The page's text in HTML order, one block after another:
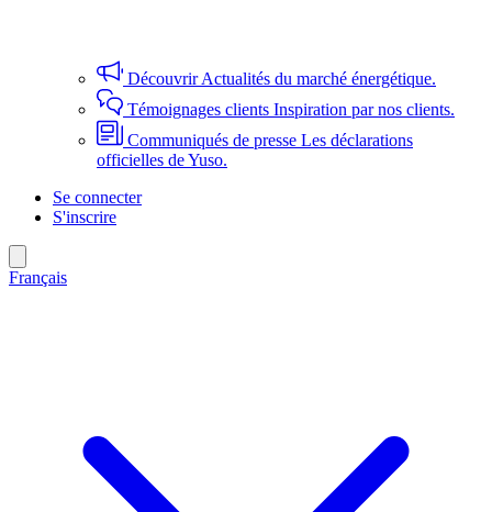
DécouvrirActualités du marché énergétique.
Témoignages clients Inspiration par nos clients.
Communiqués de presse Les déclarations
officielles de Yuso.
Se connecter
S'inscrire
Français